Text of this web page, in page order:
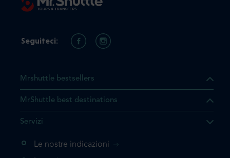
Mrshuttle bestsellers
MrShuttle best destinations
Servizi
Le nostre indicazioni
Seguiteci: